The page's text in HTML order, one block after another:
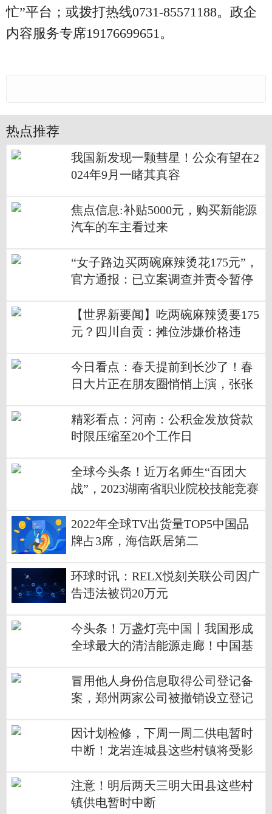
忙”平台；或拨打热线0731-85571188。政企
内容服务专席19176699651。
热点推荐
我国新发现一颗彗星！公众有望在2
024年9月一睹其真容
焦点信息:补贴5000元，购买新能源
汽车的车主看过来
“女子路边买两碗麻辣烫花175元”，
官方通报：已立案调查并责令暂停
【世界新要闻】吃两碗麻辣烫要175
元？四川自贡：摊位涉嫌价格违
今日看点：春天提前到长沙了！春
日大片正在朋友圈悄悄上演，张张
精彩看点：河南：公积金发放贷款
时限压缩至20个工作日
全球今头条！近万名师生“百团大
战”，2023湖南省职业院校技能竞赛
2022年全球TV出货量TOP5中国品
牌占3席，海信跃居第二
环球时讯：RELX悦刻关联公司因广
告违法被罚20万元
今头条！万盏灯亮中国丨我国形成
全球最大的清洁能源走廊！中国基
冒用他人身份信息取得公司登记备
案，郑州两家公司被撤销设立登记
因计划检修，下周一周二供电暂时
中断！龙岩连城县这些村镇将受影
注意！明后两天三明大田县这些村
镇供电暂时中断